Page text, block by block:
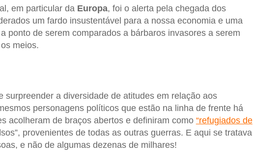
em particular da Europa, foi o alerta pela chegada dos
um fardo insustentável para a nossa economia e uma
ponto de serem comparados a bárbaros invasores a serem
meios.
surpreender a diversidade de atitudes em relação aos
personagens políticos que estão na linha de frente há
acolheram de braços abertos e definiram como “refugiados de
provenientes de todas as outras guerras. E aqui se tratava
e não de algumas dezenas de milhares!